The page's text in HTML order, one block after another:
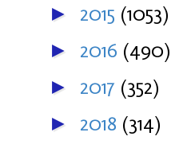
► 2015 (1053)
► 2016 (490)
► 2017 (352)
► 2018 (314)